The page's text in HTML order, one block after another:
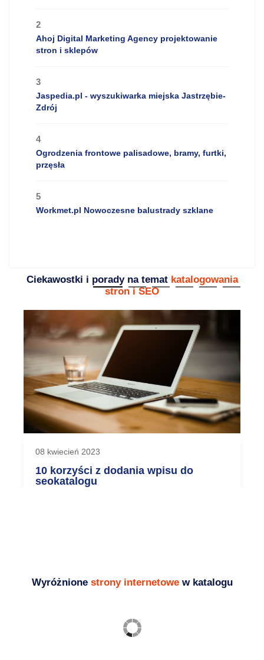
2
Ahoj Digital Marketing Agency projektowanie
stron i sklepów
3
Jaspedia.pl - wyszukiwarka miejska Jastrzębie-
Zdrój
4
Ogrodzenia frontowe palisadowe, bramy, furtki,
przęsła
5
Workmet.pl Nowoczesne balustrady szklane
Ciekawostki i porady na temat katalogowania
stron i SEO
08 kwiecień 2023
10 korzyści z dodania wpisu do
seokatalogu
Wyróżnione strony internetowe w katalogu
palisadowe, bramy, furtki,